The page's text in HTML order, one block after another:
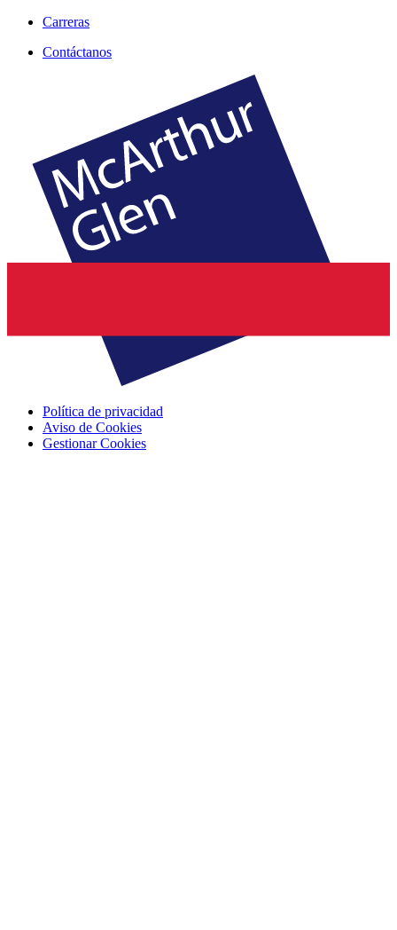
Carreras
Contáctanos
Política de privacidad
Aviso de Cookies
Gestionar Cookies